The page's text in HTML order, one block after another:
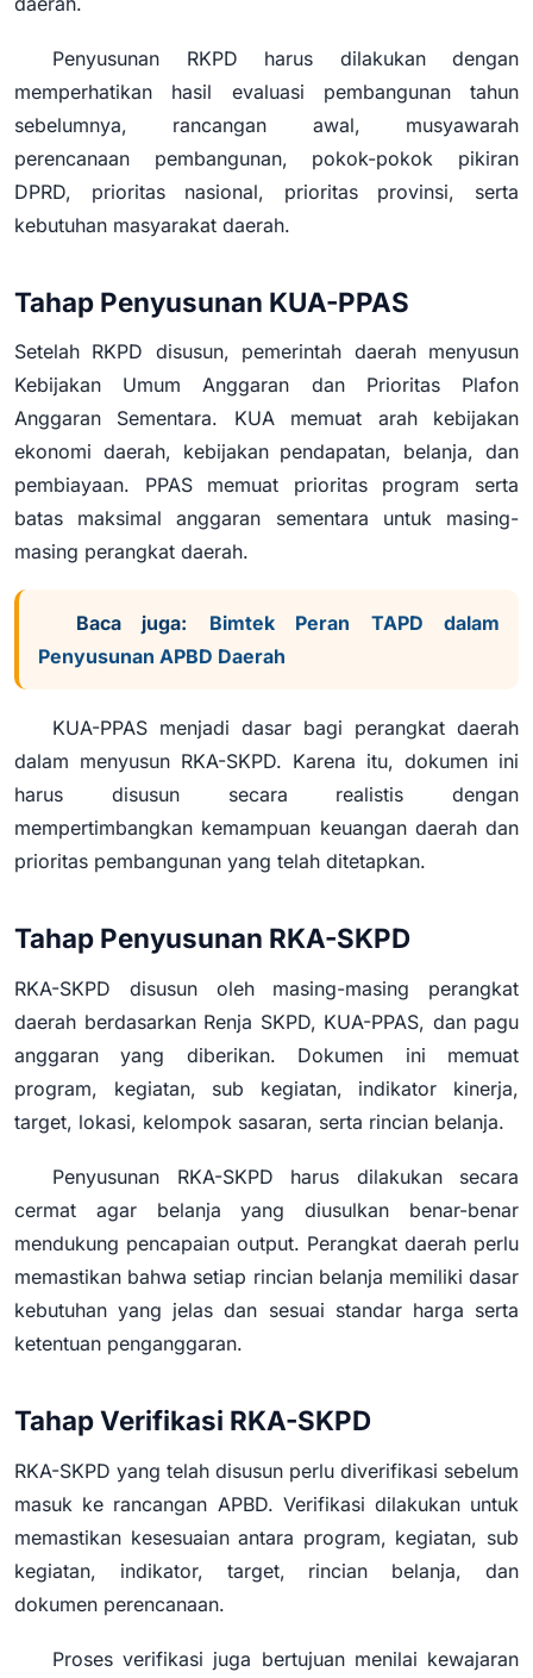
Penyusunan RKPD harus dilakukan dengan
memperhatikan hasil evaluasi pembangunan tahun
sebelumnya, rancangan awal, musyawarah
perencanaan pembangunan, pokok-pokok pikiran
DPRD, prioritas nasional, prioritas provinsi, serta
kebutuhan masyarakat daerah.
Tahap Penyusunan KUA-PPAS
Setelah RKPD disusun, pemerintah daerah menyusun
Kebijakan Umum Anggaran dan Prioritas Plafon
Anggaran Sementara. KUA memuat arah kebijakan
ekonomi daerah, kebijakan pendapatan, belanja, dan
pembiayaan. PPAS memuat prioritas program serta
batas maksimal anggaran sementara untuk masing-
masing perangkat daerah.
Baca juga:
Bimtek Peran TAPD dalam
Penyusunan APBD Daerah
KUA-PPAS menjadi dasar bagi perangkat daerah
dalam menyusun RKA-SKPD. Karena itu, dokumen ini
harus disusun secara realistis dengan
mempertimbangkan kemampuan keuangan daerah dan
prioritas pembangunan yang telah ditetapkan.
Tahap Penyusunan RKA-SKPD
RKA-SKPD disusun oleh masing-masing perangkat
daerah berdasarkan Renja SKPD, KUA-PPAS, dan pagu
anggaran yang diberikan. Dokumen ini memuat
program, kegiatan, sub kegiatan, indikator kinerja,
target, lokasi, kelompok sasaran, serta rincian belanja.
Penyusunan RKA-SKPD harus dilakukan secara
cermat agar belanja yang diusulkan benar-benar
mendukung pencapaian output. Perangkat daerah perlu
memastikan bahwa setiap rincian belanja memiliki dasar
kebutuhan yang jelas dan sesuai standar harga serta
ketentuan penganggaran.
Tahap Verifikasi RKA-SKPD
RKA-SKPD yang telah disusun perlu diverifikasi sebelum
masuk ke rancangan APBD. Verifikasi dilakukan untuk
memastikan kesesuaian antara program, kegiatan, sub
kegiatan, indikator, target, rincian belanja, dan
dokumen perencanaan.
Proses verifikasi juga bertujuan menilai kewajaran